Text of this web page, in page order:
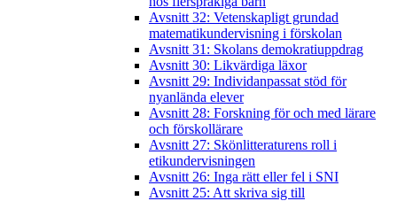
Avsnitt 32: Vetenskapligt grundad
matematikundervisning i förskolan
Avsnitt 31: Skolans demokratiuppdrag
Avsnitt 30: Likvärdiga läxor
Avsnitt 29: Individanpassat stöd för
nyanlända elever
Avsnitt 28: Forskning för och med lärare
och förskollärare
Avsnitt 27: Skönlitteraturens roll i
etikundervisningen
Avsnitt 26: Inga rätt eller fel i SNI
Avsnitt 25: Att skriva sig till